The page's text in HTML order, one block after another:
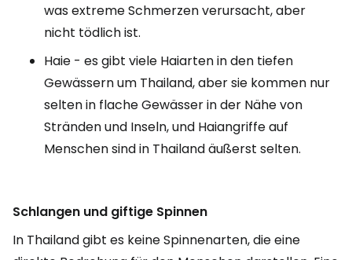
was extreme Schmerzen verursacht, aber
nicht tödlich ist.
Haie - es gibt viele Haiarten in den tiefen
Gewässern um Thailand, aber sie kommen nur
selten in flache Gewässer in der Nähe von
Stränden und Inseln, und Haiangriffe auf
Menschen sind in Thailand äußerst selten.
Schlangen und giftige Spinnen
In Thailand gibt es keine Spinnenarten, die eine